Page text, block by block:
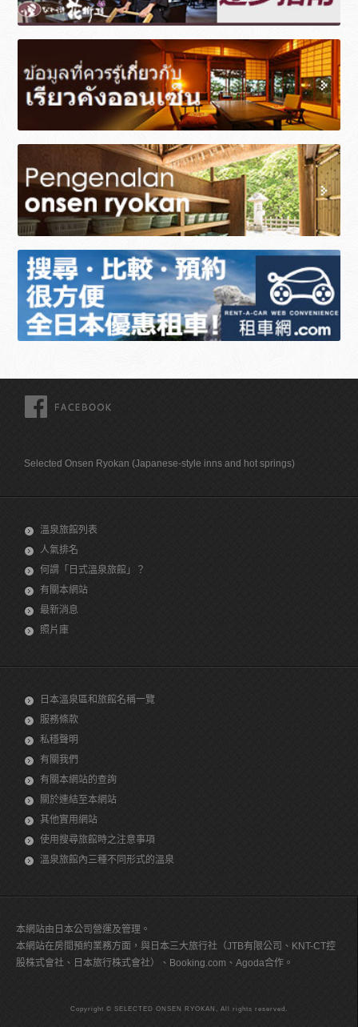
Selected Onsen Ryokan (Japanese-style inns and hot springs)
溫泉旅館列表
人氣排名
何謂「日式溫泉旅館」？
有關本網站
最新消息
照片庫
日本溫泉區和旅館名稱一覽
服務條款
私穩聲明
有關我們
有關本網站的查詢
關於連結至本網站
其他實用網站
使用搜尋旅館時之注意事項
溫泉旅館內三種不同形式的溫泉
本網站由日本公司營運及管理。
本網站在房間預約業務方面，與日本三大旅行社（JTB有限公司、KNT-CT控
股株式會社、日本旅行株式會社）、Booking.com、Agoda合作。
Copyright © SELECTED ONSEN RYOKAN, All rights reserved.